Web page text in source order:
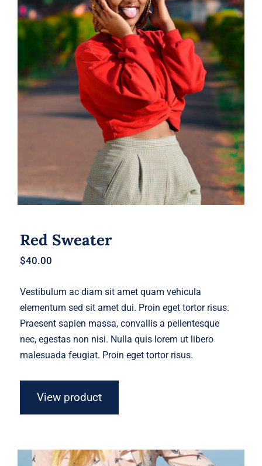
Red Sweater
Red Sweater
$40.00
Vestibulum ac diam sit amet quam vehicula
elementum sed sit amet dui. Proin eget tortor risus.
Praesent sapien massa, convallis a pellentesque
nec, egestas non nisi. Nulla quis lorem ut libero
malesuada feugiat. Proin eget tortor risus.
View product